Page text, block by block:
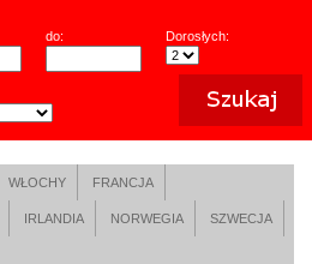
do: Dorosłych:
WŁOCHY FRANCJA
IRLANDIA NORWEGIA SZWECJA